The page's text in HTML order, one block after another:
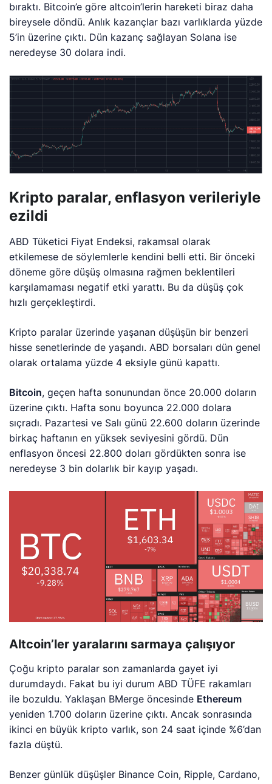
bıraktı. Bitcoin’e göre altcoin’lerin hareketi biraz daha
bireysele döndü. Anlık kazançlar bazı varlıklarda yüzde
5’in üzerine çıktı. Dün kazanç sağlayan Solana ise
neredeyse 30 dolara indi.
Kripto paralar, enflasyon verileriyle
ezildi
ABD Tüketici Fiyat Endeksi, rakamsal olarak
etkilemese de söylemlerle kendini belli etti. Bir önceki
döneme göre düşüş olmasına rağmen beklentileri
karşılamaması negatif etki yarattı. Bu da düşüş çok
hızlı gerçekleştirdi.
Kripto paralar üzerinde yaşanan düşüşün bir benzeri
hisse senetlerinde de yaşandı. ABD borsaları dün genel
olarak ortalama yüzde 4 eksiyle günü kapattı.
Bitcoin, geçen hafta sonunundan önce 20.000 doların
üzerine çıktı. Hafta sonu boyunca 22.000 dolara
sıçradı. Pazartesi ve Salı günü 22.600 doların üzerinde
birkaç haftanın en yüksek seviyesini gördü. Dün
enflasyon öncesi 22.800 doları gördükten sonra ise
neredeyse 3 bin dolarlık bir kayıp yaşadı.
Altcoin’ler yaralarını sarmaya çalışıyor
Çoğu kripto paralar son zamanlarda gayet iyi
durumdaydı. Fakat bu iyi durum ABD TÜFE rakamları
ile bozuldu. Yaklaşan BMerge öncesinde Ethereum
yeniden 1.700 doların üzerine çıktı. Ancak sonrasında
ikinci en büyük kripto varlık, son 24 saat içinde %6’dan
fazla düştü.
Benzer günlük düşüşler Binance Coin, Ripple, Cardano,